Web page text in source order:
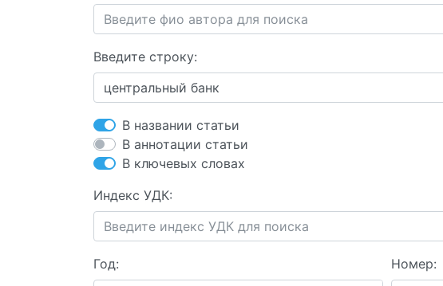
Введите строку:
В названии статьи
В аннотации статьи
В ключевых словах
Индекс УДК:
Год:
Номер: